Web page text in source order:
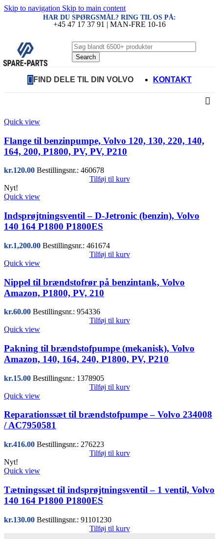
Skip to navigation Skip to main content
HAR DU SPØRGSMÅL? RING TIL OS PÅ:
+45 47 17 37 91 | MAN-FRE 10-16
Search
FIND DELE TIL DIN VOLVO KONTAKT
Quick view
Flange til benzinpumpe, Volvo 120, 130, 220, 140,
164, 200, P1800, PV, PV, P210
kr.120.00 Bestillingsnr.: 460678
Tilføj til kurv
Nyt!
Quick view
Indsprøjtningsventil – D-Jetronic (benzin), Volvo
140 164 P1800 P1800ES
kr.1,200.00 Bestillingsnr.: 461674
Tilføj til kurv
Quick view
Nippel til brændstofrør på benzintank, Volvo
Amazon, P1800, PV, 210
kr.60.00 Bestillingsnr.: 954336
Tilføj til kurv
Quick view
Pakning til brændstofpumpe (mekanisk), Volvo
Amazon, 140, 164, 240, P1800, PV, P210
kr.15.00 Bestillingsnr.: 1378905
Tilføj til kurv
Quick view
Reparationssæt til brændstofpumpe – Volvo 234008
/ AC7950581
kr.416.00 Bestillingsnr.: 276223
Tilføj til kurv
Nyt!
Quick view
Tætningssæt til indsprøjtningsventil – 1 ventil, Volvo
140 164 P1800 P1800ES
kr.130.00 Bestillingsnr.: 91101230
Tilføj til kurv